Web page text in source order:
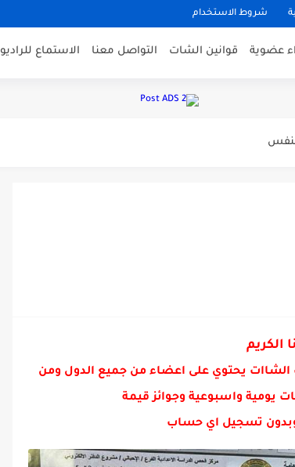
شروط الاستخدام
عضوية قوانين الشات التواصل معنا الاستماع للراديو
الكريم
يحتوي على اعضاء من جميع الدول ومن
يومية واسبوعية وجوائز قيمة
تسجيل اي حساب